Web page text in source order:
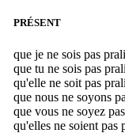
PRÉSENT
que je ne sois pas
que tu ne sois pas
qu'elle ne soit pas
que nous ne soyons
que vous ne soyez pas
qu'elles ne soient pas